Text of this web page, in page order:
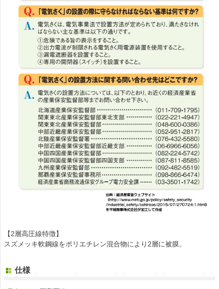
【2層高圧線特徴】
スズメッキ軟鋼線をポリエチレン混合物により2層に被膜。
仕様